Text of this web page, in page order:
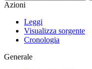
Azioni
Leggi
Visualizza sorgente
Cronologia
Generale